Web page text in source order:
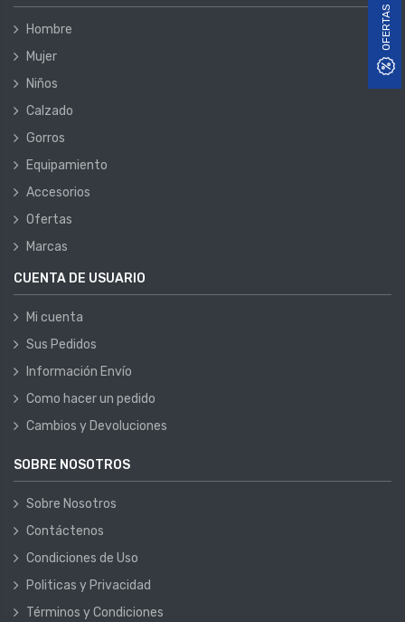
OFERTAS
Hombre
Mujer
Niños
Calzado
Gorros
Equipamiento
Accesorios
Ofertas
Marcas
CUENTA DE USUARIO
Mi cuenta
Sus Pedidos
Información Envío
Como hacer un pedido
Cambios y Devoluciones
SOBRE NOSOTROS
Sobre Nosotros
Contáctenos
Condiciones de Uso
Politicas y Privacidad
Términos y Condiciones